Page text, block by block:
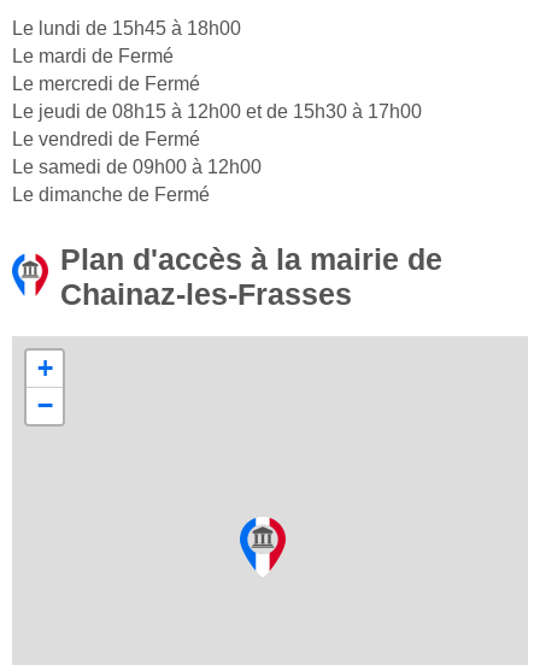
Le lundi de 15h45 à 18h00
Le mardi de Fermé
Le mercredi de Fermé
Le jeudi de 08h15 à 12h00 et de 15h30 à 17h00
Le vendredi de Fermé
Le samedi de 09h00 à 12h00
Le dimanche de Fermé
Plan d'accès à la mairie de
Chainaz-les-Frasses
+
−